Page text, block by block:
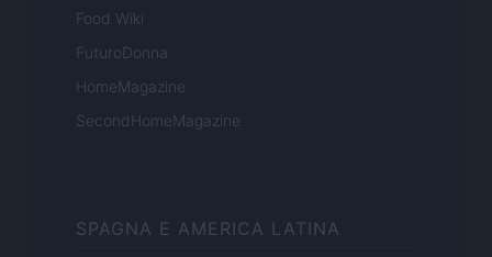
Food Wiki
FuturoDonna
HomeMagazine
SecondHomeMagazine
SPAGNA E AMERICA LATINA